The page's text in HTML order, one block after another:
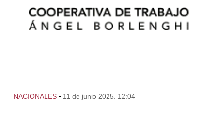
NACIONALES - 11 de junio 2025, 12:04